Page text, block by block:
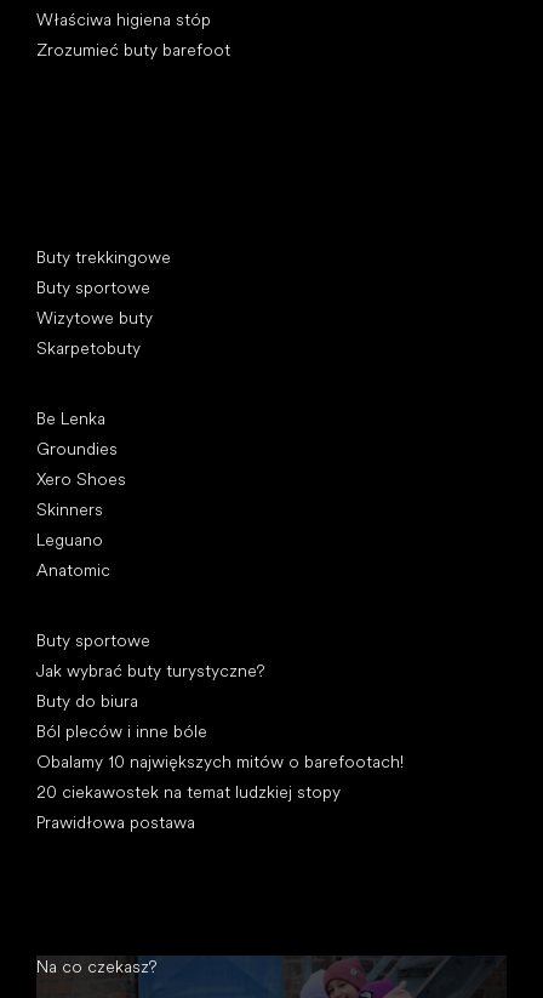
Właściwa higiena stóp
Zrozumieć buty barefoot
Buty trekkingowe
Buty sportowe
Wizytowe buty
Skarpetobuty
Be Lenka
Groundies
Xero Shoes
Skinners
Leguano
Anatomic
Buty sportowe
Jak wybrać buty turystyczne?
Buty do biura
Ból pleców i inne bóle
Obalamy 10 największych mitów o barefootach!
20 ciekawostek na temat ludzkiej stopy
Prawidłowa postawa
Na co czekasz?